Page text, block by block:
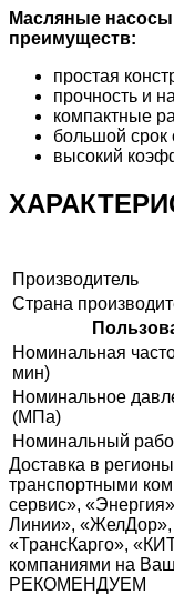
Масляные
преимуществ:
простая
прочность и
компактные
большой срок
высокий
Производитель
Страна
Номинальная
мин)
Номинальное
(МПа)
Номинальный
Доставка в
транспортными
сервис»,
Линии», «ЖелДор»,
«ТрансКарго»,
компаниями на
РЕКОМЕНДУЕМ